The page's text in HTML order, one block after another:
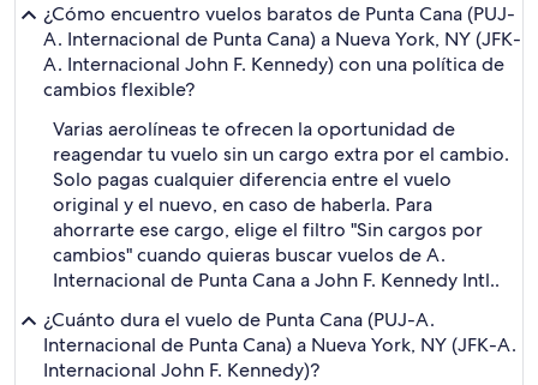
¿Cómo encuentro vuelos baratos de Punta Cana (PUJ-
A. Internacional de Punta Cana) a Nueva York, NY (JFK-
A. Internacional John F. Kennedy) con una política de
cambios flexible?
Varias aerolíneas te ofrecen la oportunidad de
reagendar tu vuelo sin un cargo extra por el cambio.
Solo pagas cualquier diferencia entre el vuelo
original y el nuevo, en caso de haberla. Para
ahorrarte ese cargo, elige el filtro "Sin cargos por
cambios" cuando quieras buscar vuelos de A.
Internacional de Punta Cana a John F. Kennedy Intl..
¿Cuánto dura el vuelo de Punta Cana (PUJ-A.
Internacional de Punta Cana) a Nueva York, NY (JFK-A.
Internacional John F. Kennedy)?